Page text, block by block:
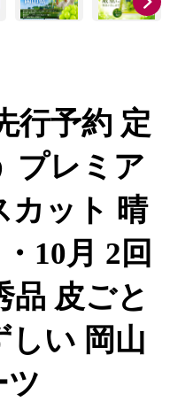
行予約 定
プレミア
カット 晴
10月 2回
品 皮ごと
しい 岡山
ツ